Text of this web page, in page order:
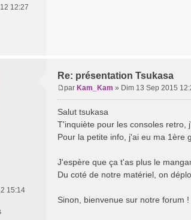
12:27
15:14
Re: présentation Tsukasa
s
s
a
e
par Kam_Kam » Dim 13 Sep 2015
Salut tsukasa
T'inquiète pour les consoles retro,
Pour la petite info, j'ai eu ma 1ère
J'espère que ça t'as plus le
Du coté de notre matériel, on
Sinon, bienvenue sur notre forum